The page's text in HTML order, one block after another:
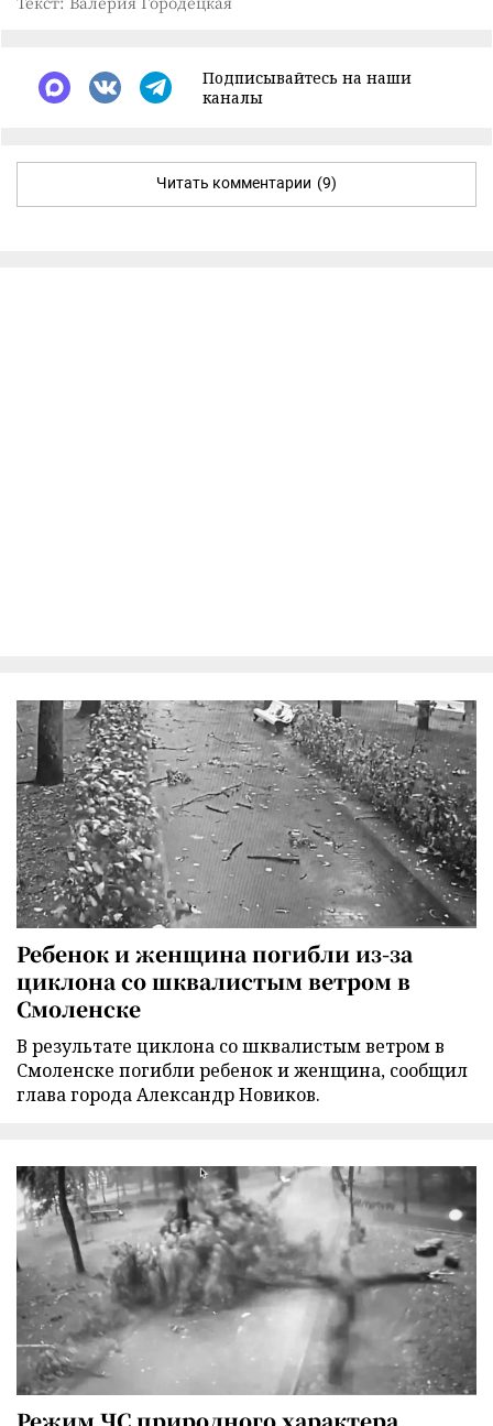
Подписывайтесь на наши
каналы
Читать комментарии (9)
Ребенок и женщина погибли из-за
циклона со шквалистым ветром в
Смоленске
В результате циклона со шквалистым ветром в
Смоленске погибли ребенок и женщина, сообщил
глава города Александр Новиков.
Режим ЧС природного характера